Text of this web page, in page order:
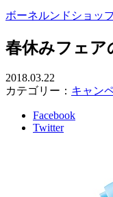
ボーネルンドショッ
春休みフェア
2018.03.22
カテゴリー： キャン
Facebook
Twitter